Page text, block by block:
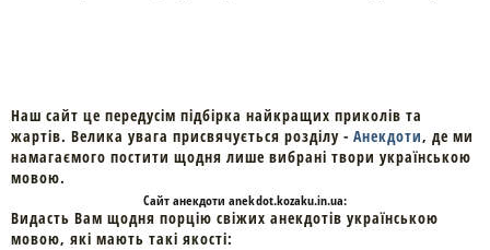
Наш сайт це передусім підбірка найкращих приколів та
жартів. Велика увага присвячується розділу - Анекдоти, де ми
намагаємого постити щодня лише вибрані твори українською
мовою.
Cайтанекдоти anekdot.kozaku.in.ua:
Видасть Вам щодня порцію свіжих анекдотів українською
мовою, які мають такі якості: